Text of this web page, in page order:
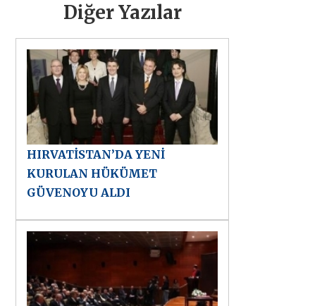
Diğer Yazılar
HIRVATİSTAN’DA YENİ
KURULAN HÜKÜMET
GÜVENOYU ALDI